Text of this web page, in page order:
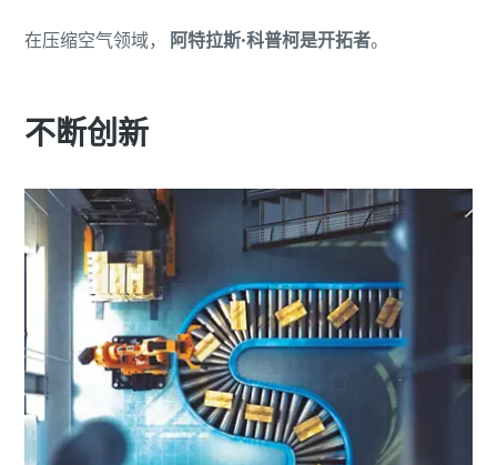
在压缩空气领域， 阿特拉斯·科普柯是开拓者。
不断创新